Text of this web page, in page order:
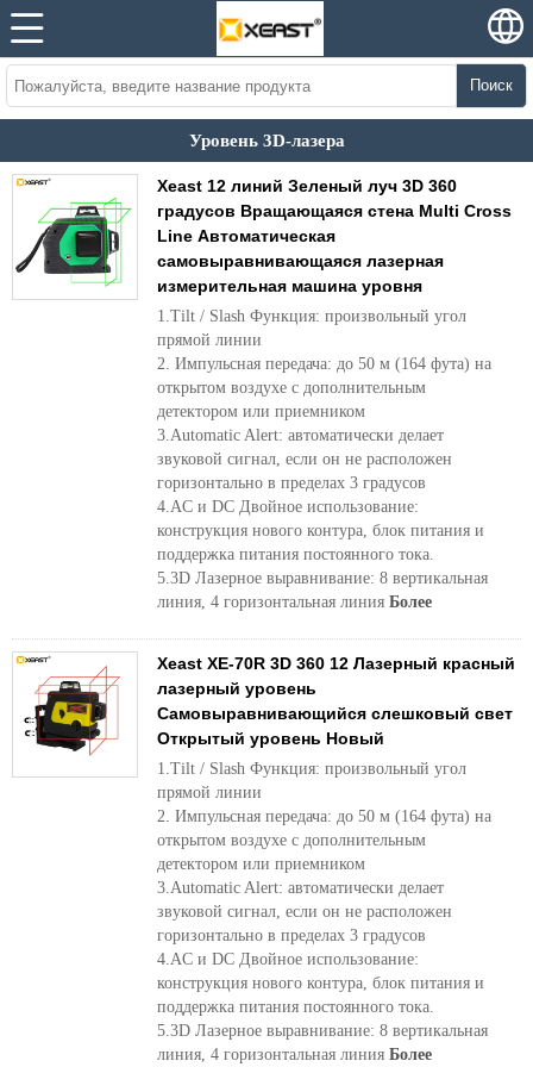
Поиск
Уровень 3D-лазера
Xeast 12 линий Зеленый луч 3D 360
градусов Вращающаяся стена Multi Cross
Line Автоматическая
самовыравнивающаяся лазерная
измерительная машина уровня
1.Tilt / Slash Функция: произвольный угол
прямой линии
2. Импульсная передача: до 50 м (164 фута) на
открытом воздухе с дополнительным
детектором или приемником
3.Automatic Alert: автоматически делает
звуковой сигнал, если он не расположен
горизонтально в пределах 3 градусов
4.AC и DC Двойное использование:
конструкция нового контура, блок питания и
поддержка питания постоянного тока.
5.3D Лазерное выравнивание: 8 вертикальная
линия, 4 горизонтальная линия Более
Xeast XE-70R 3D 360 12 Лазерный красный
лазерный уровень
Самовыравнивающийся слешковый свет
Открытый уровень Новый
1.Tilt / Slash Функция: произвольный угол
прямой линии
2. Импульсная передача: до 50 м (164 фута) на
открытом воздухе с дополнительным
детектором или приемником
3.Automatic Alert: автоматически делает
звуковой сигнал, если он не расположен
горизонтально в пределах 3 градусов
4.AC и DC Двойное использование:
конструкция нового контура, блок питания и
поддержка питания постоянного тока.
5.3D Лазерное выравнивание: 8 вертикальная
линия, 4 горизонтальная линия Более